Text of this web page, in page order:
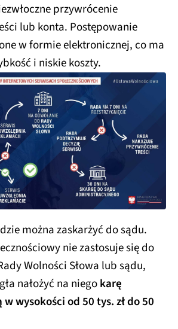
przywrócenie
lub konta. Postępowanie
w formie elektronicznej, co ma
i niskie koszty.
można zaskarżyć do sądu.
nie zastosuje się do
Wolności Słowa lub sądu,
nałożyć na niegokarę
wysokości od 50 tys. zł do 50